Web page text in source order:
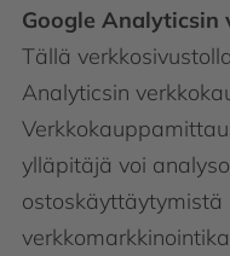
Google Analyticsin
Tällä
Analyticsin
ylläpitäjä voi
ostoskäyttäytymistä